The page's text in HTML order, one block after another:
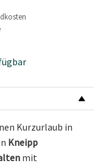
Kurzurlaub in
Kneipp
mit